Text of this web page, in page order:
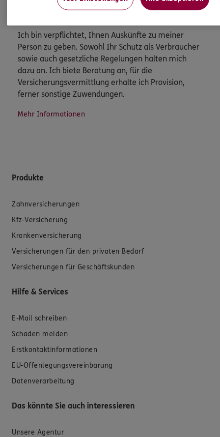
Wichtiges aus dem Vermittlerrecht
Ich bin verpflichtet, Ihnen Auskünfte zu meiner
Person zu geben. Sowohl Ihr Schutz als Verbraucher
sowie auch gesetzliche Regelungen halten mich
dazu an. Ich biete Beratung an, für die
Versicherungsvermittlung erhalte ich Provision,
ferner sonstige Zuwendungen.
Mehr Informationen
Produkte
Zahnversicherungen
Kfz-Versicherung
Krankenversicherung
Versicherungen für den privaten Bedarf
Versicherungen für Geschäftskunden
Hilfe & Services
E-Mail schreiben
Schaden melden
Erstkontaktinformationen
EU-Offenlegungsvereinbarung
Datenverarbeitung
Das könnte Sie auch interessieren
Unsere Agentur